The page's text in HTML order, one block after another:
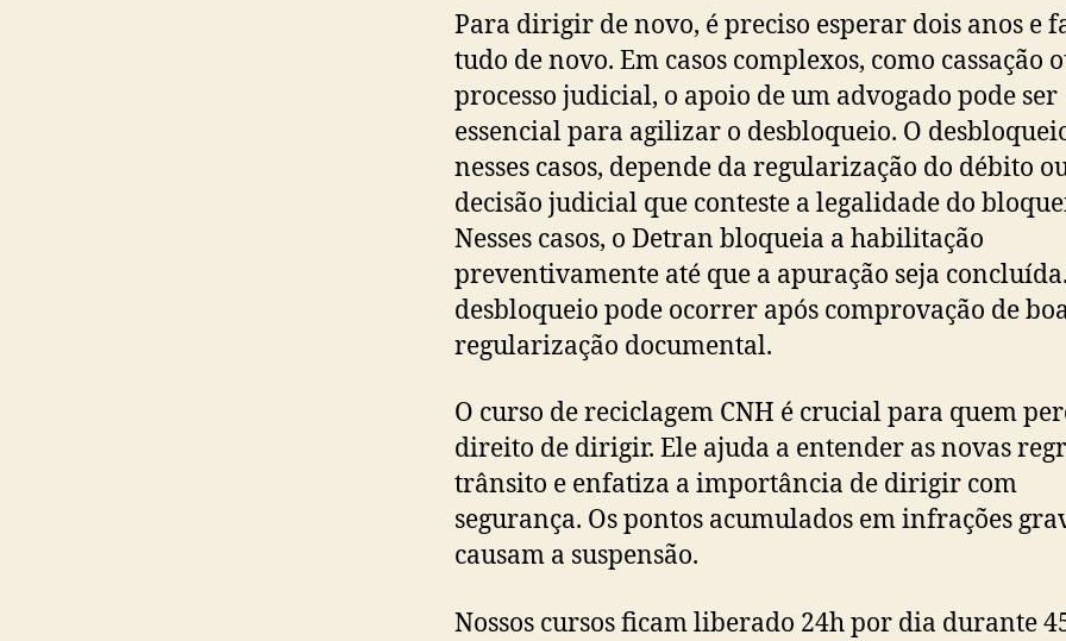
Para dirigir de novo, é preciso esperar dois anos e
tudo de novo. Em casos complexos, como cassação
processo judicial, o apoio de um advogado pode ser
essencial para agilizar o desbloqueio. O
nesses casos, depende da regularização do débito
decisão judicial que conteste a legalidade do
Nesses casos, o Detran bloqueia a habilitação
preventivamente até que a apuração seja
desbloqueio pode ocorrer após comprovação de
regularização documental.
O curso de reciclagem CNH é crucial para quem
direito de dirigir. Ele ajuda a entender as novas
trânsito e enfatiza a importância de dirigir com
segurança. Os pontos acumulados em infrações
causam a suspensão.
Nossos cursos ficam liberado 24h por dia durante